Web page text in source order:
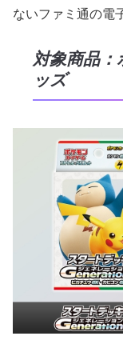
ないファミ通の電
対象商品：
ッズ